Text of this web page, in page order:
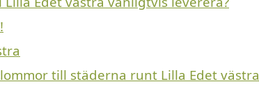
till städerna runt Lilla Edet västra